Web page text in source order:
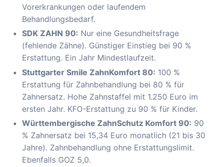
Vorerkrankungen oder laufendem
Behandlungsbedarf.
SDK ZAHN 90: Nur eine Gesundheitsfrage
(fehlende Zähne). Günstiger Einstieg bei 90 %
Erstattung. Ein Jahr Mindestlaufzeit.
Stuttgarter Smile ZahnKomfort 80: 100 %
Erstattung für Zahnbehandlung bei 80 % für
Zahnersatz. Hohe Zahnstaffel mit 1.250 Euro im
ersten Jahr. KFO-Erstattung zu 90 % für Kinder.
Württembergische ZahnSchutz Komfort 90: 90
% Zahnersatz bei 15,34 Euro monatlich (21 bis 30
Jahre). Zahnbehandlung ohne Erstattungslimit.
Ebenfalls GOZ 5,0.